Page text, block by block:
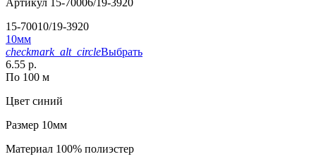
Артикул 15-70006/19-3920
15-70010/19-3920
10мм
checkmark_alt_circleВыбрать
6.55 р.
По 100 м
Цвет синий
Размер 10мм
Материал 100% полиэстер